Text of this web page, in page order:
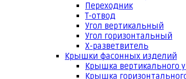
Переходник
Т-отвод
Угол вертикальный
Угол горизонтальный
Х-разветвитель
Крышки фасонных изделий
Крышка вертикального
Крышка